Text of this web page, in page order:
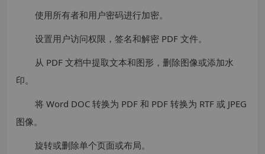
使用所有者和用户密码进行加密。
设置用户访问权限，签名和解密 PDF 文件。
从 PDF 文档中提取文本和图形，删除图像或添加水
印。
将 Word DOC 转换为 PDF 和 PDF 转换为 RTF 或 JPEG
图像。
旋转或删除单个页面或布局。